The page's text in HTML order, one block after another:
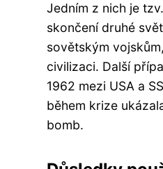
Jedním z nich je
skončení druhé
sovětským
civilizaci. Další
1962 mezi USA a
během krize
bomb.